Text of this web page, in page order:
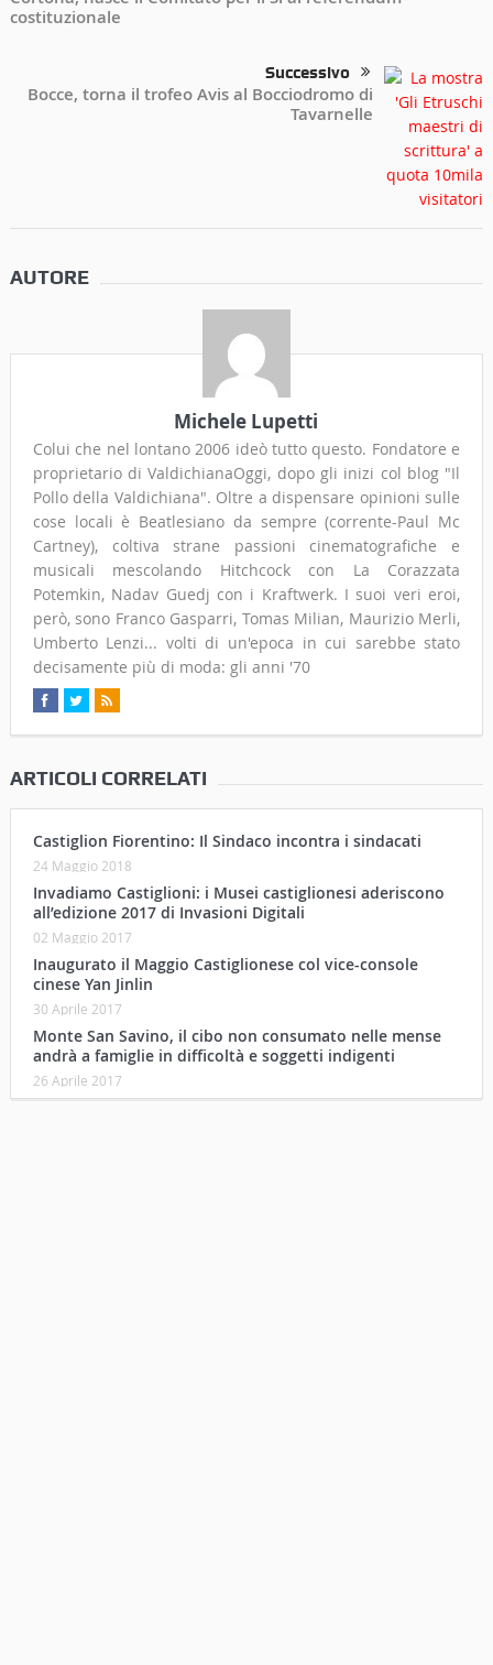
costituzionale
Successivo
Bocce, torna il trofeo Avis al Bocciodromo di
Tavarnelle
AUTORE
Michele Lupetti
Colui che nel lontano 2006 ideò tutto questo. Fondatore e
proprietario di ValdichianaOggi, dopo gli inizi col blog "Il
Pollo della Valdichiana". Oltre a dispensare opinioni sulle
cose locali è Beatlesiano da sempre (corrente-Paul Mc
Cartney), coltiva strane passioni cinematografiche e
musicali mescolando Hitchcock con La Corazzata
Potemkin, Nadav Guedj con i Kraftwerk. I suoi veri eroi,
però, sono Franco Gasparri, Tomas Milian, Maurizio Merli,
Umberto Lenzi... volti di un'epoca in cui sarebbe stato
decisamente più di moda: gli anni '70
ARTICOLI CORRELATI
Castiglion Fiorentino: Il Sindaco incontra i sindacati
24 Maggio 2018
Invadiamo Castiglioni: i Musei castiglionesi aderiscono
all’edizione 2017 di Invasioni Digitali
02 Maggio 2017
Inaugurato il Maggio Castiglionese col vice-console
cinese Yan Jinlin
30 Aprile 2017
Monte San Savino, il cibo non consumato nelle mense
andrà a famiglie in difficoltà e soggetti indigenti
26 Aprile 2017